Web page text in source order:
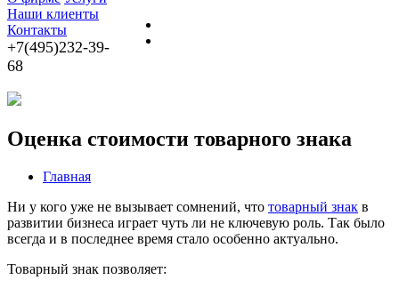
Наши клиенты
Контакты
+7(495)232-39-
68
Оценка стоимости товарного знака
Главная
Ни у кого уже не вызывает сомнений, что товарный знак в
развитии бизнеса играет чуть ли не ключевую роль. Так было
всегда и в последнее время стало особенно актуально.
Товарный знак позволяет: